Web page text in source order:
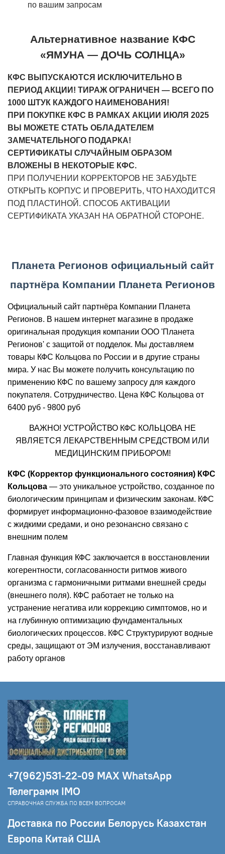
по вашим запросам
Альтернативное название КФС
«ЯМУНА — ДОЧЬ СОЛНЦА»
КФС ВЫПУСКАЮТСЯ ИСКЛЮЧИТЕЛЬНО В
ПЕРИОД АКЦИИ! ТИРАЖ ОГРАНИЧЕН — ВСЕГО ПО
1000 ШТУК КАЖДОГО НАИМЕНОВАНИЯ!
ПРИ ПОКУПКЕ КФС В РАМКАХ АКЦИИ ИЮЛЯ 2025
ВЫ МОЖЕТЕ СТАТЬ ОБЛАДАТЕЛЕМ
ЗАМЕЧАТЕЛЬНОГО ПОДАРКА!
СЕРТИФИКАТЫ СЛУЧАЙНЫМ ОБРАЗОМ
ВЛОЖЕНЫ В НЕКОТОРЫЕ КФС.
ПРИ ПОЛУЧЕНИИ КОРРЕКТОРОВ НЕ ЗАБУДЬТЕ
ОТКРЫТЬ КОРПУС И ПРОВЕРИТЬ, ЧТО НАХОДИТСЯ
ПОД ПЛАСТИНОЙ. СПОСОБ АКТИВАЦИИ
СЕРТИФИКАТА УКАЗАН НА ОБРАТНОЙ СТОРОНЕ.
Планета Регионов официальный сайт
партнёра Компании Планета Регионов
Официальный сайт партнёра Компании Планета
Регионов. В нашем интернет магазине в продаже
оригинальная продукция компании ООО 'Планета
Регионов' с защитой от подделок. Мы доставляем
товары КФС Кольцова по России и в другие страны
мира. У нас Вы можете получить консультацию по
применению КФС по вашему запросу для каждого
покупателя. Сотрудничество. Цена КФС Кольцова от
6400 руб - 9800 руб
ВАЖНО! УСТРОЙСТВО КФС КОЛЬЦОВА НЕ
ЯВЛЯЕТСЯ ЛЕКАРСТВЕННЫМ СРЕДСТВОМ ИЛИ
МЕДИЦИНСКИМ ПРИБОРОМ!
КФС (Корректор функционального состояния) КФС
Кольцова — это уникальное устройство, созданное по
биологическим принципам и физическим законам. КФС
формирует информационно-фазовое взаимодействие
с жидкими средами, и оно резонансно связано с
внешним полем
Главная функция КФС заключается в восстановлении
когерентности, согласованности ритмов живого
организма с гармоничными ритмами внешней среды
(внешнего поля). КФС работает не только на
устранение негатива или коррекцию симптомов, но и
на глубинную оптимизацию фундаментальных
биологических процессов. КФС Структурируют водные
среды, защищают от ЭМ излучения, восстанавливают
работу органов
+7(962)531-22-09 МAX WhatsApp
Телеграмм IMO
СПРАВОЧНАЯ СЛУЖБА ПО ВСЕМ ВОПРОСАМ
Доставка по России Белорусь Казахстан
Европа Китай США